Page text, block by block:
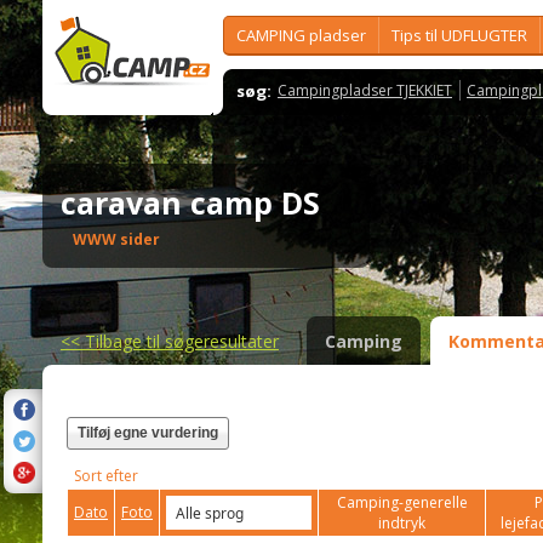
CAMPING pladser Tips til UDFLUGTER
søg: Campingpladser TJEKKIET
caravan camp DS
WWW sider
<<Tilbage til søgeresultater Camping
Tilføj egne vurdering
Sort efter
Dato
Foto
Camping-generelle
indtryk